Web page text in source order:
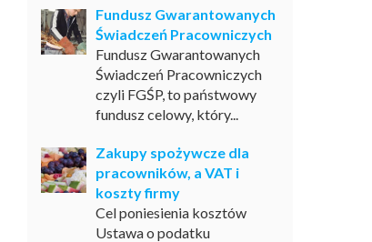
Fundusz Gwarantowanych
Świadczeń Pracowniczych
Fundusz Gwarantowanych
Świadczeń Pracowniczych
czyli FGŚP, to państwowy
fundusz celowy, który...
Zakupy spożywcze dla
pracowników, a VAT i
koszty firmy
Cel poniesienia kosztów
Ustawa o podatku